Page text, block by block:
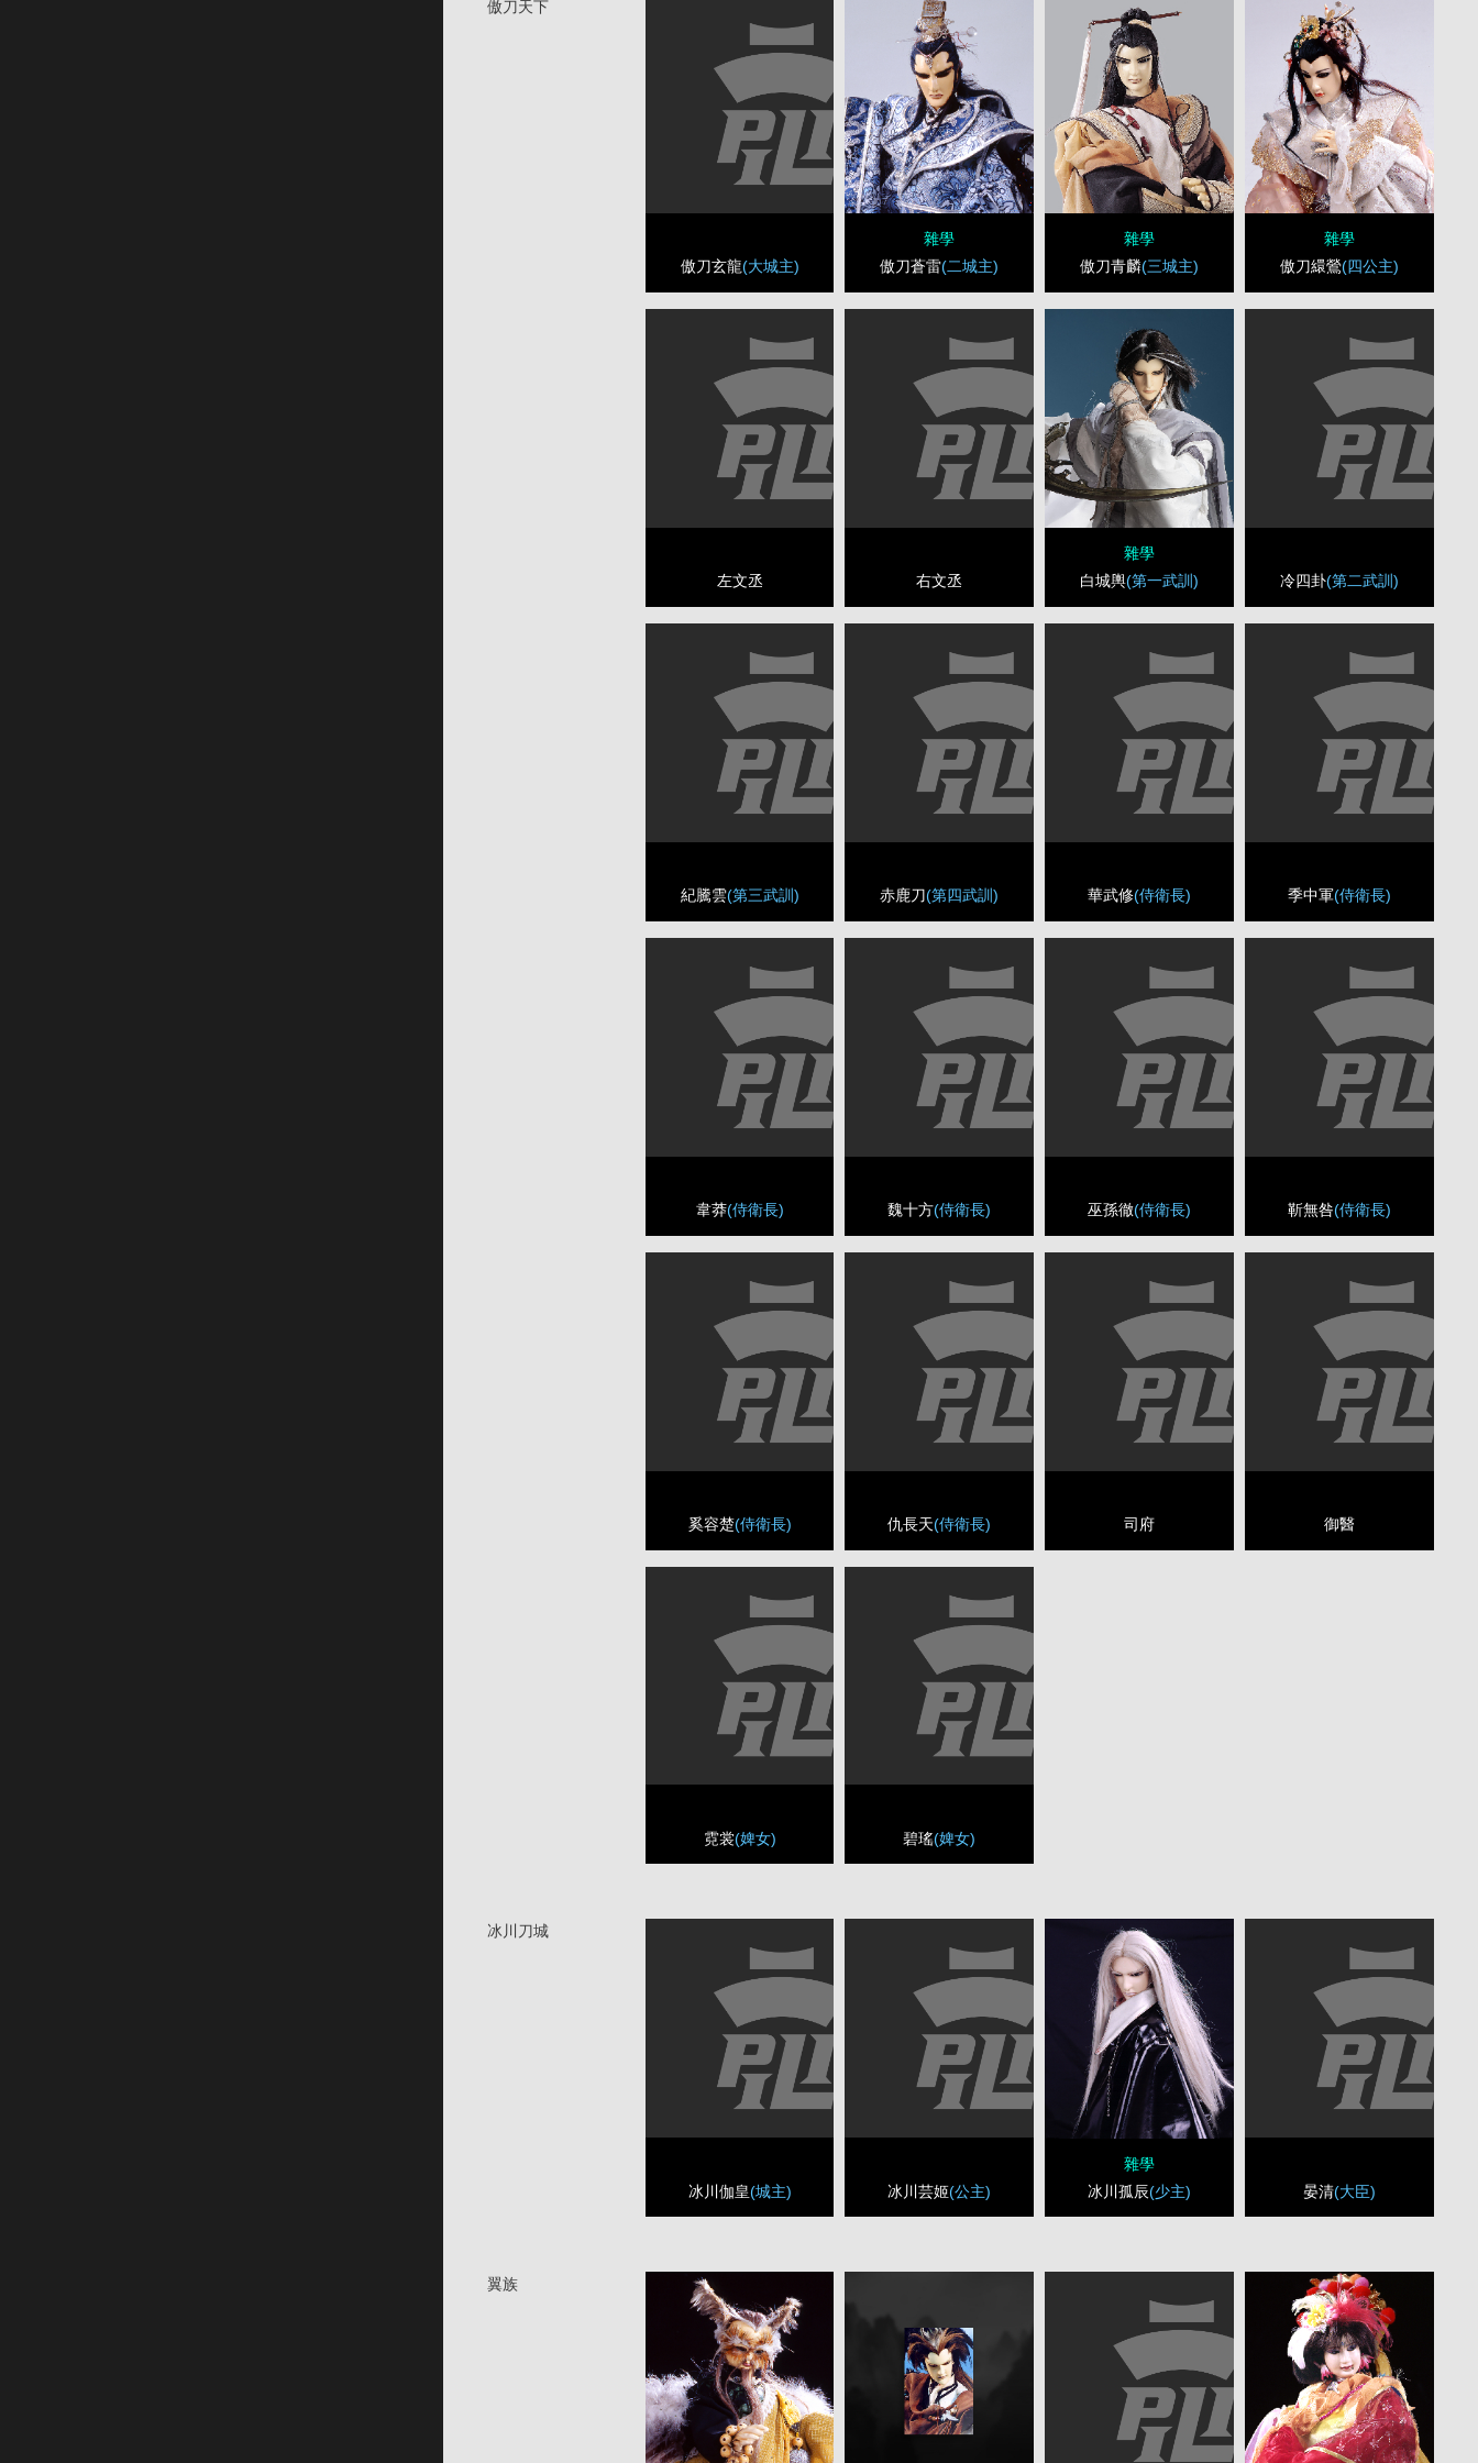
傲刀天下
傲刀玄龍(大城主)
雜學
傲刀蒼雷(二城主)
雜學
傲刀青麟(三城主)
雜學
傲刀繯鶯(四公主)
左文丞 右文丞
雜學
白城輿(第一武訓) 冷四卦(第二武訓)
紀騰雲(第三武訓) 赤鹿刀(第四武訓) 華武修(侍衛長) 季中軍(侍衛長)
韋莽(侍衛長) 魏十方(侍衛長) 巫孫徹(侍衛長) 靳無咎(侍衛長)
奚容楚(侍衛長) 仇長天(侍衛長) 司府 御醫
霓裳(婢女) 碧瑤(婢女)
冰川刀城
冰川伽皇(城主) 冰川芸姬(公主)
雜學
冰川孤辰(少主) 晏清(大臣)
翼族